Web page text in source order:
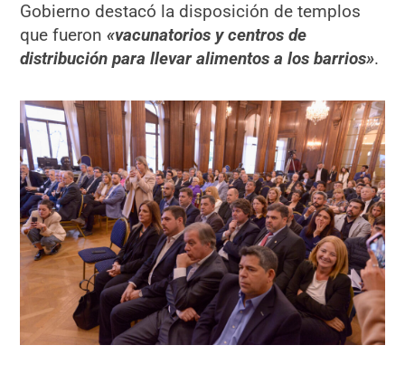
Gobierno destacó la disposición de templos
que fueron«vacunatorios y centros de
distribución para llevar alimentos a los barrios».